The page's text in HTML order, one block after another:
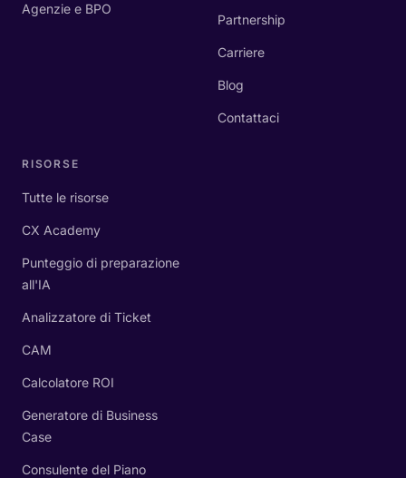
Agenzie e BPO
Partnership
Carriere
Blog
Contattaci
RISORSE
Tutte le risorse
CX Academy
Punteggio di preparazione
all'IA
Analizzatore di Ticket
CAM
Calcolatore ROI
Generatore di Business
Case
Consulente del Piano